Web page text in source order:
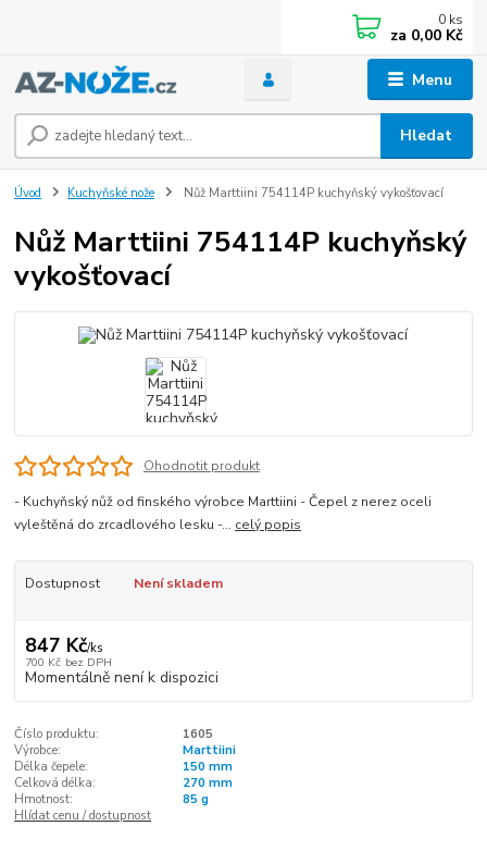
Menu
Hledat
0 ks
za 0,00 Kč
Úvod Kuchyňské nože Nůž Marttiini 754114P kuchyňský vykošťovací
Nůž Marttiini 754114P kuchyňský
vykošťovací
Ohodnotit produkt
- Kuchyňský nůž od finského výrobce Marttiini - Čepel z nerez oceli
vyleštěná do zrcadlového lesku -... celý popis
Dostupnost Není skladem
847 Kč/ks
700 Kč bez DPH
Momentálně není k dispozici
Číslo produktu:
1605
Výrobce:
Marttiini
Délka čepele:
150 mm
Celková délka:
270 mm
Hmotnost:
85 g
Hlídat cenu / dostupnost